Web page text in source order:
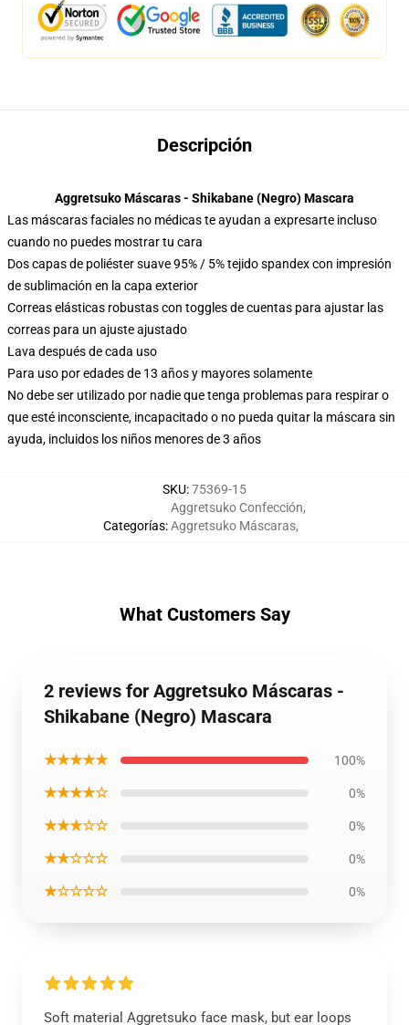
Descripción
Aggretsuko Máscaras - Shikabane (Negro) Mascara
Las máscaras faciales no médicas te ayudan a expresarte incluso
cuando no puedes mostrar tu cara
Dos capas de poliéster suave 95% / 5% tejido spandex con impresión
de sublimación en la capa exterior
Correas elásticas robustas con toggles de cuentas para ajustar las
correas para un ajuste ajustado
Lava después de cada uso
Para uso por edades de 13 años y mayores solamente
No debe ser utilizado por nadie que tenga problemas para respirar o
que esté inconsciente, incapacitado o no pueda quitar la máscara sin
ayuda, incluidos los niños menores de 3 años
SKU:75369-15
Categorías:
Aggretsuko Confección,
Aggretsuko Máscaras,
What Customers Say
2 reviews for Aggretsuko Máscaras -
Shikabane (Negro) Mascara
★★★★★ 100%
★★★★☆ 0%
★★★☆☆ 0%
★★☆☆☆ 0%
★☆☆☆☆ 0%
Soft material Aggretsuko face mask, but ear loops